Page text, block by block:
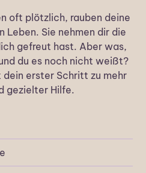
oft plötzlich, rauben deine
Leben. Sie nehmen dir die
gefreut hast. Aber was,
du es noch nicht weißt?
dein erster Schritt zu mehr
gezielter Hilfe.